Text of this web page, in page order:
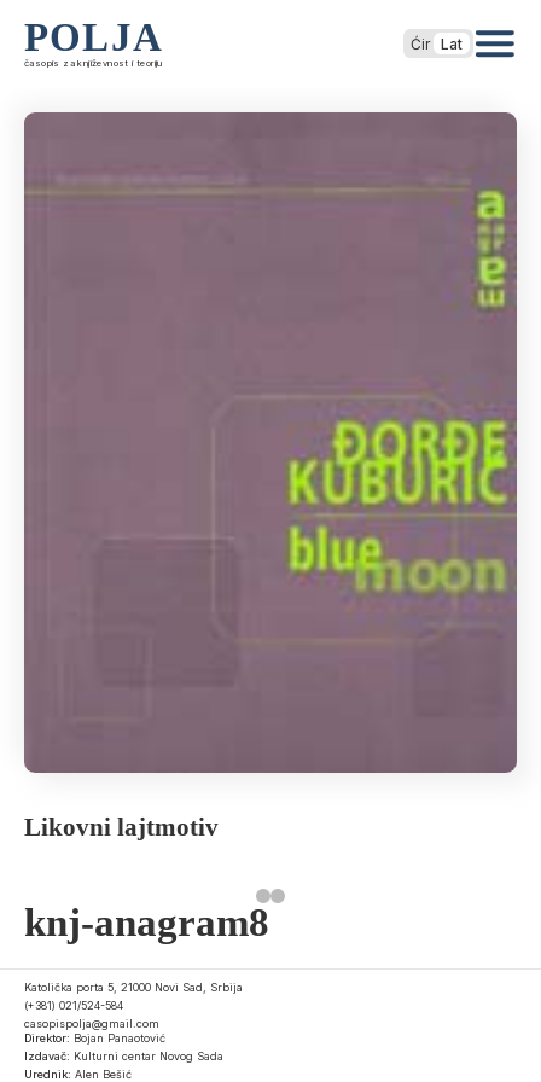
POLJA
časopis za književnost i teoriju
Ćir Lat
Likovni lajtmotiv
knj-anagram8
Katolička porta 5, 21000 Novi Sad, Srbija
(+381) 021/524-584
casopispolja@gmail.com
Direktor: Bojan Panaotović
Izdavač: Kulturni centar Novog Sada
Urednik: Alen Bešić